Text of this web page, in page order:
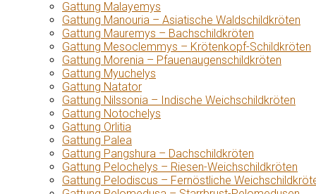
Gattung Malayemys
Gattung Manouria – Asiatische Waldschildkröten
Gattung Mauremys – Bachschildkröten
Gattung Mesoclemmys – Krötenkopf-Schildkröten
Gattung Morenia – Pfauenaugenschildkröten
Gattung Myuchelys
Gattung Natator
Gattung Nilssonia – Indische Weichschildkröten
Gattung Notochelys
Gattung Orlitia
Gattung Palea
Gattung Pangshura – Dachschildkröten
Gattung Pelochelys – Riesen-Weichschildkröten
Gattung Pelodiscus – Fernöstliche